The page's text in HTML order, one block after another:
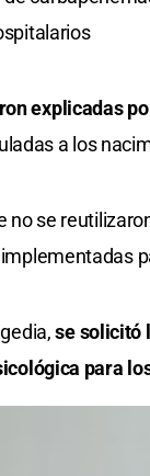
explicadas
a los
no se
se solicitó
para